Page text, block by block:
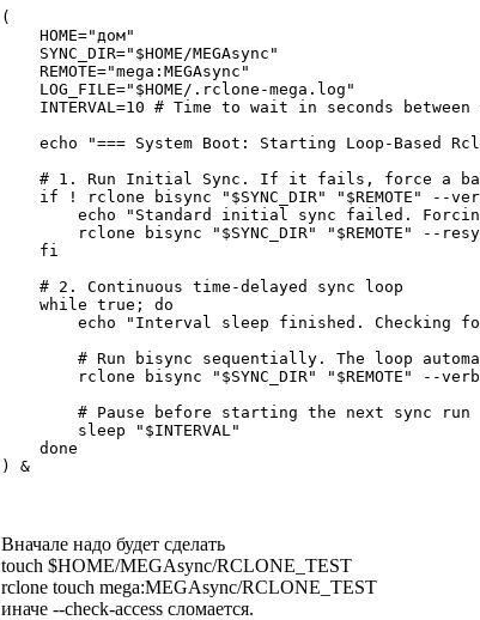
(
    HOME="дом"
    SYNC_DIR="$HOME/MEGAsync"
    REMOTE="mega:MEGAsync"
    LOG_FILE="$HOME/.rclone-mega.log"
INTERVAL=10 # Time to wait in seconds between
echo "=== System Boot: Starting Loop-Based
# 1. Run Initial Sync. If it fails, force a
if ! rclone bisync "$SYNC_DIR" "$REMOTE" --
echo "Standard initial sync failed.
rclone bisync "$SYNC_DIR" "$REMOTE" --
    fi
    # 2. Continuous time-delayed sync loop
    while true; do
echo "Interval sleep finished. Checking
# Run bisync sequentially. The loop
rclone bisync "$SYNC_DIR" "$REMOTE" --
        # Pause before starting the next sync run
        sleep "$INTERVAL"
    done
Вначале надо будет сделать
touch $HOME/MEGAsync/RCLONE_TEST
rclone touch mega:MEGAsync/RCLONE_TEST
иначе --check-access сломается.